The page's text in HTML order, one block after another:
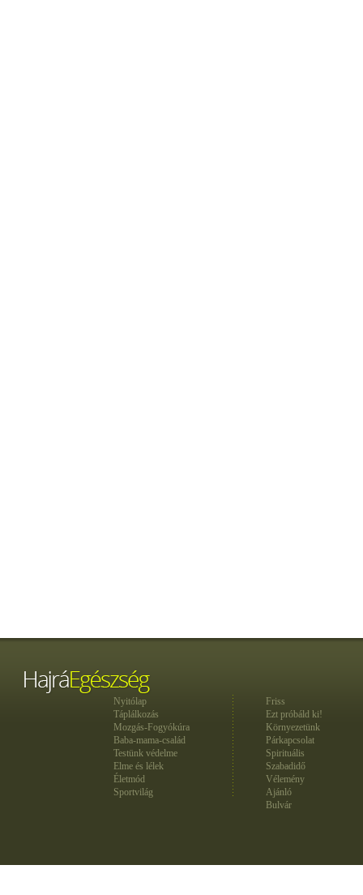
Nyitólap
Táplálkozás
Mozgás-Fogyókúra
Baba-mama-család
Testünk védelme
Elme és lélek
Életmód
Sportvilág
Friss
Ezt próbáld ki!
Környezetünk
Párkapcsolat
Spirituális
Szabadidő
Vélemény
Ajánló
Bulvár